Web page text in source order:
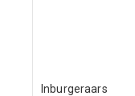
Inburgeraars